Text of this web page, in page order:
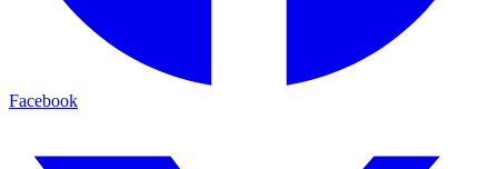
Facebook